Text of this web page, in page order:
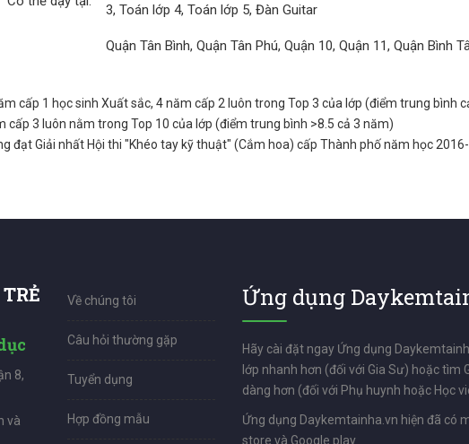
3, Toán lớp 4, Toán lớp 5, Đàn Guitar
Quận Tân Bình, Quận Tân Phú, Quận 10, Quận 11, Quận Bình
cấp 1 học sinh Xuất sắc, 4 năm cấp 2 luôn trong Top 3 của lớp (điểm trung bình
cấp 3 luôn nằm trong Top 10 của lớp (điểm trung bình >8.5 cả 3 năm)
đạt Giải nhất Hội thi "Khéo tay kỹ thuật" (Cắm hoa) cấp Thành phố năm học
8,
và
Về chúng tôi
Câu hỏi thường gặp
Tuyển dụng
Hợp đồng mẫu
Ứng dụng
Hãy cài đặt ngay Ứng dụng
lớp nhanh hơn (đối với Gia Sư) hoặc tìm
dàng hơn (đối với Phụ huynh hoặc Học
Ứng dụng Daykemtainha.vn hiện đã có
store và Google play